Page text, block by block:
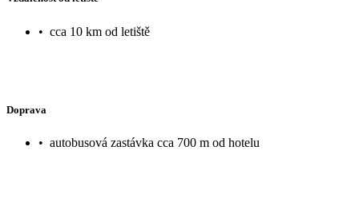
• cca 10 km od letiště
Doprava
• autobusová zastávka cca 700 m od hotelu